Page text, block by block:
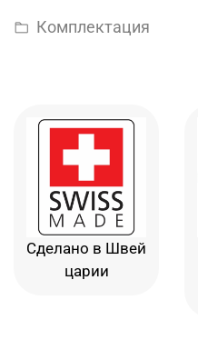
Комплектация
Сделано в Швей
царии